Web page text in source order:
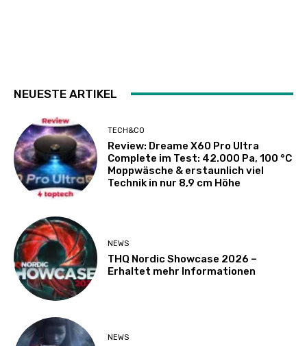
NEUESTE ARTIKEL
TECH&CO
Review: Dreame X60 Pro Ultra
Complete im Test: 42.000 Pa, 100 °C
Moppwäsche & erstaunlich viel
Technik in nur 8,9 cm Höhe
NEWS
THQ Nordic Showcase 2026 –
Erhaltet mehr Informationen
NEWS